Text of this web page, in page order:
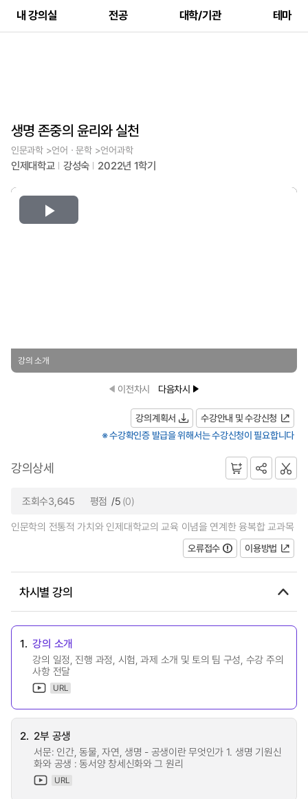
내 강의실 전공 대학/기관 테마
생명 존중의 윤리와 실천
인문과학 >언어ㆍ문학 >언어과학
인제대학교 강성숙 2022년 1학기
Play
강의 소개
이전차시 다음차시
강의계획서
수강안내 및 수강신청
※ 수강확인증 발급을 위해서는 수강신청이 필요합니다
강의상세
조회수3,645 평점 /5 (0)
인문학의 전통적 가치와 인제대학교의 교육 이념을 연계한 융복합 교과목
오류접수
이용방법
차시별 강의
1. 강의 소개
강의 일정, 진행 과정, 시험, 과제 소개 및 토의 팀 구성, 수강 주의
사항 전달
URL
2. 2부 공생
서문: 인간, 동물, 자연, 생명 - 공생이란 무엇인가 1. 생명 기원신
화와 공생 : 동서양 창세신화와 그 원리
URL